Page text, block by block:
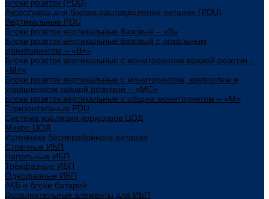
Блоки розеток (PDU)
Аксессуары для блоков распределения питания (PDU)
Вертикальные PDU
Блоки розеток вертикальные базовые – «В»
Блоки розеток вертикальные базовый с локальным
мониторингом – «В+»
Блоки розеток вертикальные с мониторингом каждой розетки –
«М+»
Блоки розеток вертикальные с мониторингом, контролем и
управлением каждой розеткой – «МС»
Блоки розеток вертикальные с общим мониторингом – «М»
Горизонтальные PDU
Система изоляции коридоров ЦОД
Микро ЦОД
Источники бесперебойного питания
Стоечные ИБП
Напольные ИБП
Трёхфазные ИБП
Однофазные ИБП
АКБ и блоки батарей
Дополнительные элементы для ИБП